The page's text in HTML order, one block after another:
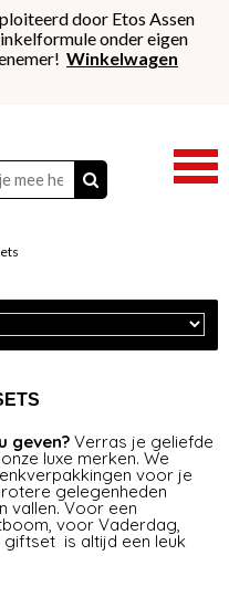
door Etos Assen
onder eigen
Winkelwagen
geven? Verras je geliefde
luxe merken. We
voor je
gelegenheden
vallen. Voor een
voor Vaderdag,
is altijd een leuk